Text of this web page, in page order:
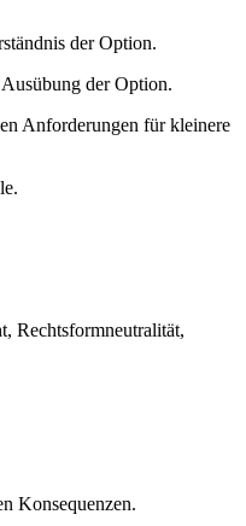
der Option.
der Option.
Anforderungen für kleinere
Rechtsformneutralität,
Konsequenzen.